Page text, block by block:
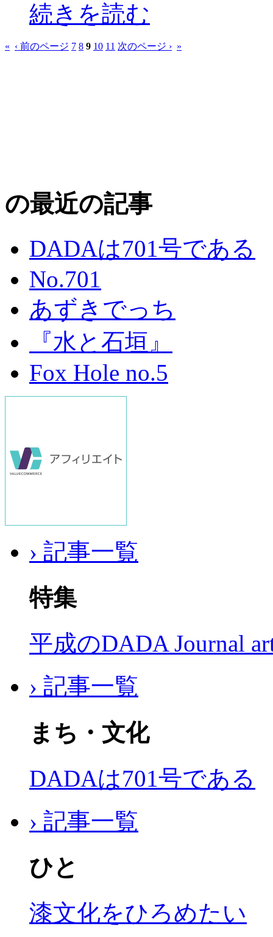
続きを読む
« ‹ 前のページ 7 8 9 10 11 次のページ › »
の最近の記事
DADAは701号である
No.701
あずきでっち
『水と石垣』
Fox Hole no.5
› 記事一覧
特集
平成のDADA Journal
› 記事一覧
まち・文化
DADAは701号である
› 記事一覧
ひと
漆文化をひろめたい